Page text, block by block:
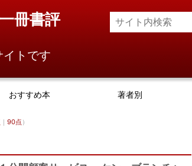
一冊書評
トです
おすすめ本 著者別
｜ 90点 ）